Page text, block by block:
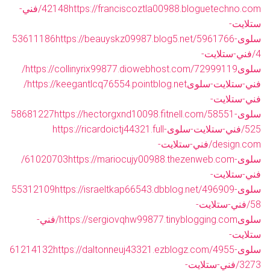
42148https://franciscoztla00988.bloguetechno.com/فني-
ستلايت-
سلوى-53611186https://beauyskz09987.blog5.net/5961766
4/فني-ستلايت-
سلوى
https://collinyrix99877.diowebhost.com/72999119/
فني-ستلايت-سلوى
https://keegantlcq76554.pointblog.net/
فني-ستلايت-
سلوى-58681227 https://hectorgxnd10098.fitnell.com/58551
525/فني-ستلايت-سلوى
https://ricardoictj44321.full-
design.com/فني-ستلايت-
سلوى-61020703
https://mariocujy00988.thezenweb.com/
فني-ستلايت-
سلوى-55312109https://israeltkap66543.dbblog.net/496909
58/فني-ستلايت-
سلوى
https://sergiovqhw99877.tinyblogging.com/فني-
ستلايت-
سلوى-61214132https://daltonneuj43321.ezblogz.com/4955
3273/فني-ستلايت-